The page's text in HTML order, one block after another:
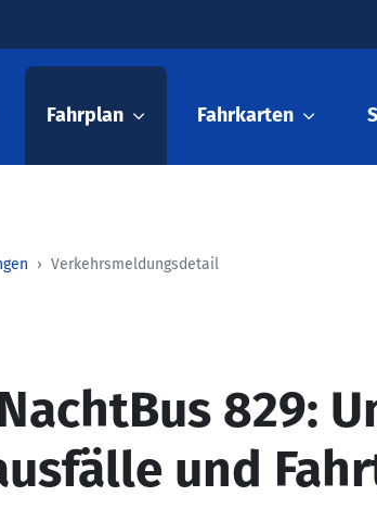
Fahrplan Fahrkarten
Verkehrsmeldungsdetail
829:
und